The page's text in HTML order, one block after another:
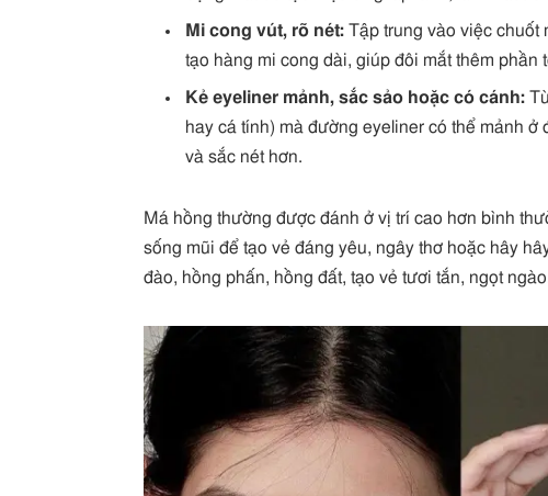
Mi cong vút, rõ nét: Tập trung vào việc chuốt
tạo hàng mi cong dài, giúp đôi mắt thêm phần
Kẻ eyeliner mảnh, sắc sảo hoặc có cánh:
hay cá tính) mà đường eyeliner có thể mảnh
và sắc nét hơn.
Má hồng thường được đánh ở vị trí cao hơn bình
sống mũi để tạo vẻ đáng yêu, ngây thơ hoặc hây
đào, hồng phấn, hồng đất, tạo vẻ tươi tắn, ngọt